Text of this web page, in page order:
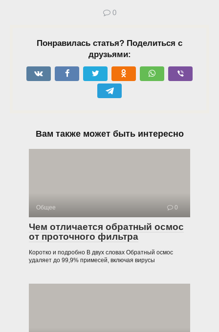
0
Понравилась статья? Поделиться с
друзьями:
Вам также может быть интересно
Общее 0
Чем отличается обратный осмос
от проточного фильтра
Коротко и подробно В двух словах Обратный осмос
удаляет до 99,9% примесей, включая вирусы